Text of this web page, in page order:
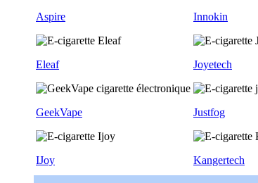
Aspire
Eleaf
GeekVape
IJoy
Innokin
Joyetech
Justfog
Kangertech